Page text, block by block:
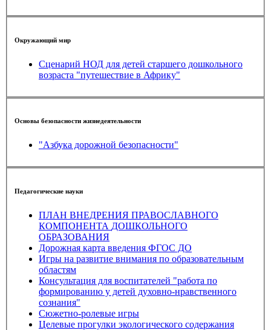
Окружающий мир
Сценарий НОД для детей старшего дошкольного
возраста "путешествие в Африку"
Основы безопасности жизнедеятельности
"Азбука дорожной безопасности"
Педагогические науки
ПЛАН ВНЕДРЕНИЯ ПРАВОСЛАВНОГО
КОМПОНЕНТА ДОШКОЛЬНОГО
ОБРАЗОВАНИЯ
Дорожная карта введения ФГОС ДО
Игры на развитие внимания по образовательным
областям
Консультация для воспитателей "работа по
формированию у детей духовно-нравственного
сознания"
Сюжетно-ролевые игры
Целевые прогулки экологического содержания